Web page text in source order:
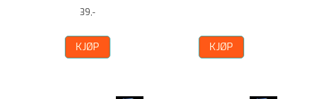
39,-
KJØP KJØP